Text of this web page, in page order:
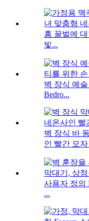
홈 꿀벌에
빛...
벽 장식 예
Bedro...
벽 장식 바
인 빨간 모
사용자 정의
...